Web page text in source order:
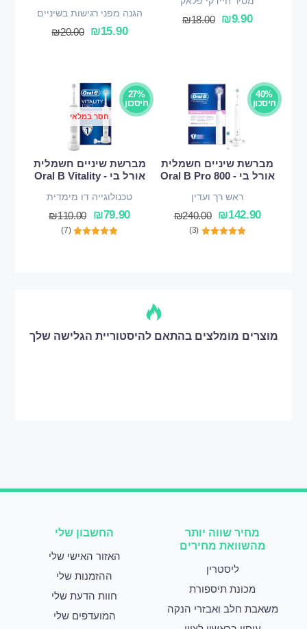
₪9.90
₪18.00
הגנה מפני רגישות בשיניים
₪15.90
₪20.00
40%
חיסכון
מברשת שיניים חשמלית
אורל בי - Oral B Pro 800
ראש רך ועדין
₪142.90
₪240.00
(3)
27%
חיסכון
חסר במלאי
מברשת שיניים חשמלית
אורל בי - Oral B Vitality
טכנולוגייה דו מימדית
₪79.90
₪110.00
(7)
מוצרים מומלצים בהתאם להיסטוריית הגלישה שלך
מחיר שווה יותר
מהשוואת מחירים
ליסטרין
מכונת תיספורת
משאבת חלב ואבזרי הנקה
החשבון שלי
האזור האישי שלי
ההזמנות שלי
חוות הדעת שלי
המועדפים שלי